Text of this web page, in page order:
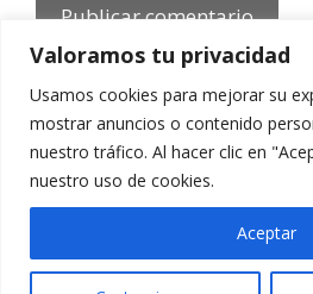
Valoramos tu privacidad
Usamos cookies para mejorar su
mostrar anuncios o contenido
nuestro tráfico. Al hacer clic en
nuestro uso de cookies.
Aceptar
Aviso Legal-Política de
Contacto